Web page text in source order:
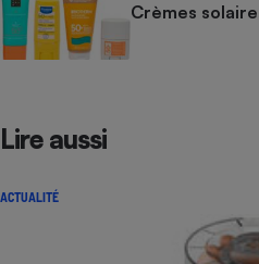
Crèmes
Lire aussi
ACTUALITÉ